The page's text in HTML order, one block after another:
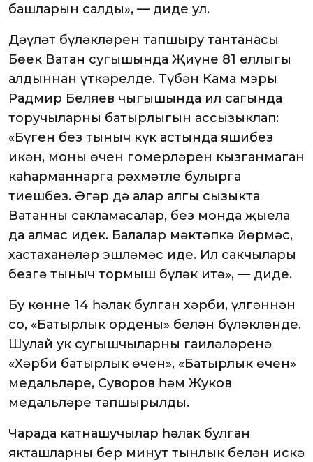
башларын салды», — диде ул.
Дәүләт бүләкләрен тапшыру тантанасы
Бөек Ватан сугышында Җиңүнең 81 еллыгы
алдыннан үткәрелде. Түбән Кама мэры
Радмир Беляев чыгышында ил сагында
торучыларның батырлыгын ассызыклап:
«Бүген без тыныч күк астында яшибез
икән, моның өчен гомерләрен кызганмаган
каһарманнарга рәхмәтле булырга
тиешбез. Әгәр дә алар алгы сызыкта
Ватанны сакламасалар, без монда җыела
да алмас идек. Балалар мәктәпкә йөрмәс,
хастаханәләр эшләмәс иде. Ил сакчылары
безгә тыныч тормыш бүләк итә», — диде.
Бу көнне 14 һәлак булган хәрби, үлгәннән
соң, «Батырлык ордены» белән бүләкләнде.
Шулай ук сугышчыларның гаиләләренә
«Хәрби батырлык өчен», «Батырлык өчен»
медальләре, Суворов һәм Жуков
медальләре тапшырылды.
Чарада катнашучылар һәлак булган
якташларны бер минут тынлык белән искә